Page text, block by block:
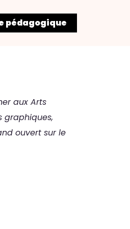
pédagogique
aux Arts
graphiques,
ouvert sur le